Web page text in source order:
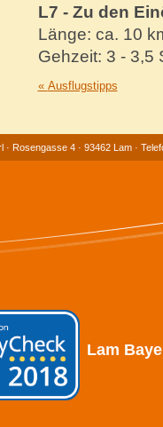
L7 - Zu den
Länge: ca. 10
Gehzeit: 3 - 3,5
« Ausflugstipps
· Rosengasse 4 · 93462 Lam ·
Lam